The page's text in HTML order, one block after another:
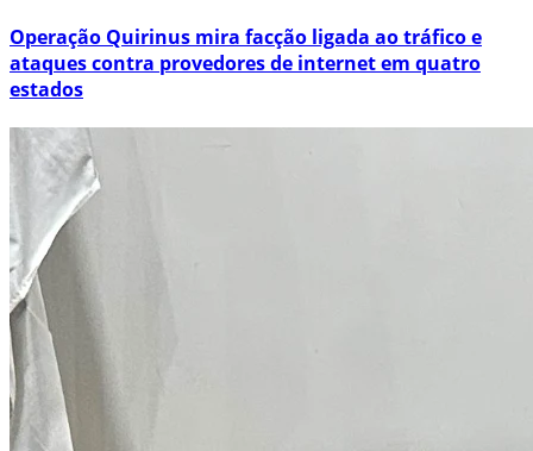
Operação Quirinus mira facção ligada ao tráfico e
ataques contra provedores de internet em quatro
estados